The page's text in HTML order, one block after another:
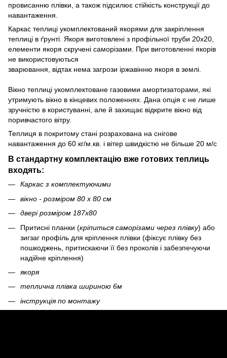
провисанню плівки, а також підсилює стійкість конструкції до
навантаження.
Каркас теплиці укомплектований якорями для закріплення
теплиці в ґрунті. Якоря виготовлені з профільної труби 20х20,
елементи якоря скручені саморізами. При виготовленні якорів
не використовуються
зварювання, відтак нема загрози іржавінню якоря в землі.
Вікно теплиці укомплектоване газовими амортизаторами, які
утримують вікно в кінцевих положеннях. Дана опція є не лише
зручністю в користуванні, але й захищає відкрите вікно від
поривчастого вітру.
Теплиця в покритому стані розрахована на снігове
навантаження до 60 кг/м.кв. і вітер швидкістю не більше 20 м/с
В стандартну комплектацію вже готових теплиць
входять:
Каркас з комплектуючими
вікно - розміром 80 х 80 см
двері розміром 187х80
Притисні планки (кріпиться саморізами через плівку) або
зигзаг профіль для кріплення плівки (фіксує плівку без
пошкоджень, притискаючи її без проколів і забезпечуючи
надійне кріплення)
якоря
теплична плівка шириною 6м
інструкція по монтажу